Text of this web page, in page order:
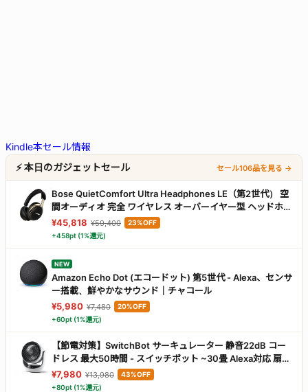
Kindle本セール情報
⚡ 本日のガジェットセール
セール106品を見る →
Bose QuietComfort Ultra Headphones LE（第2世代） 空
間オーディオ 完全 ワイヤレス オーバーイヤー型 ヘッドホン
ノイズキャンセリング Bluetooth接続 マイク搭載 最大30時
間再生 急速充電 デザートゴールド
¥45,818 ¥59,400
23%OFF
+458pt (1%還元)
NEW
Amazon Echo Dot (エコードット) 第5世代 - Alexa、センサ
ー搭載、鮮やかなサウンド｜チャコール
¥5,980 ¥7,480
20%OFF
+60pt (1%還元)
【節電対策】SwitchBot サーキュレーター 静音22dB コー
ドレス 最大50時間 - スイッチボット ~30畳 Alexa対応 扇風
機 DCモーター 3D首振り 無段階風量調整 充電式バッテリー
搭載 リモコン付き 梅雨対策 省エネ
¥7,980 ¥13,980
43%OFF
+80pt (1%還元)